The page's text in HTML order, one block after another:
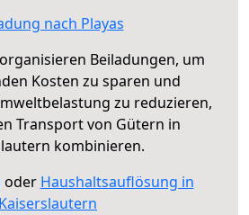
nach Playas
Beiladungen, um
Kosten zu sparen und
zu reduzieren,
Transport von Gütern in
kombinieren.
oder Haushaltsauflösung in
Kaiserslautern